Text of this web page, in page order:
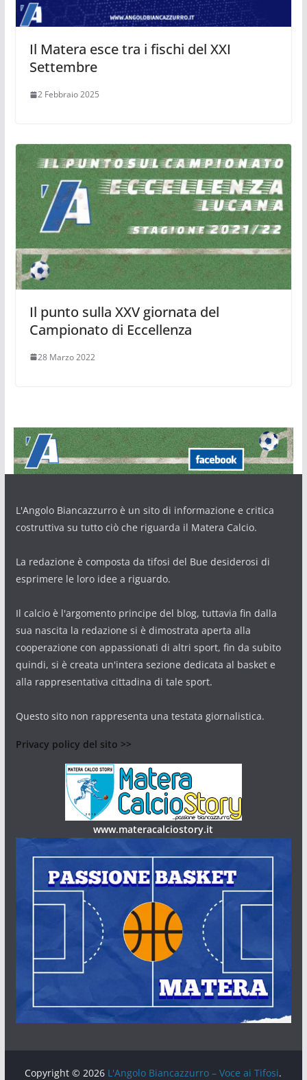
Il Matera esce tra i fischi del XXI
Settembre
2 Febbraio 2025
Il punto sulla XXV giornata del
Campionato di Eccellenza
28 Marzo 2022
L'Angolo Biancazzurro è un sito di informazione e critica
costruttiva su tutto ciò che riguarda il Matera Calcio.
La redazione è composta da tifosi del Bue desiderosi di
esprimere le loro idee a riguardo.
Il calcio è l'argomento principe del blog, tuttavia fin dalla
sua nascita la redazione si è dimostrata aperta alla
cooperazione con appassionati di altri sport, fin da subito
quindi, si è creata un'intera sezione dedicata al basket e
alla rappresentativa cittadina di tale sport.
Questo sito non rappresenta una testata giornalistica.
Privacy policy del sito >>
www.materacalciostory.it
Copyright © 2026 L'Angolo Biancazzurro – Voce ai Tifosi.